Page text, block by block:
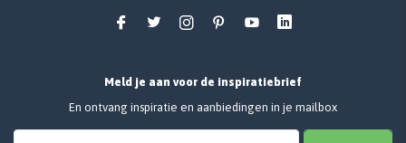
Meld je aan voor de inspiratiebrief
En ontvang inspiratie en aanbiedingen in je mailbox